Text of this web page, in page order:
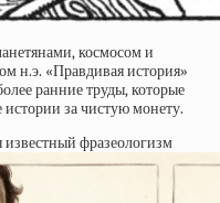
космосом и
н.э. «Правдивая история»
ранние труды, которые
за чистую монету.
фразеологизм